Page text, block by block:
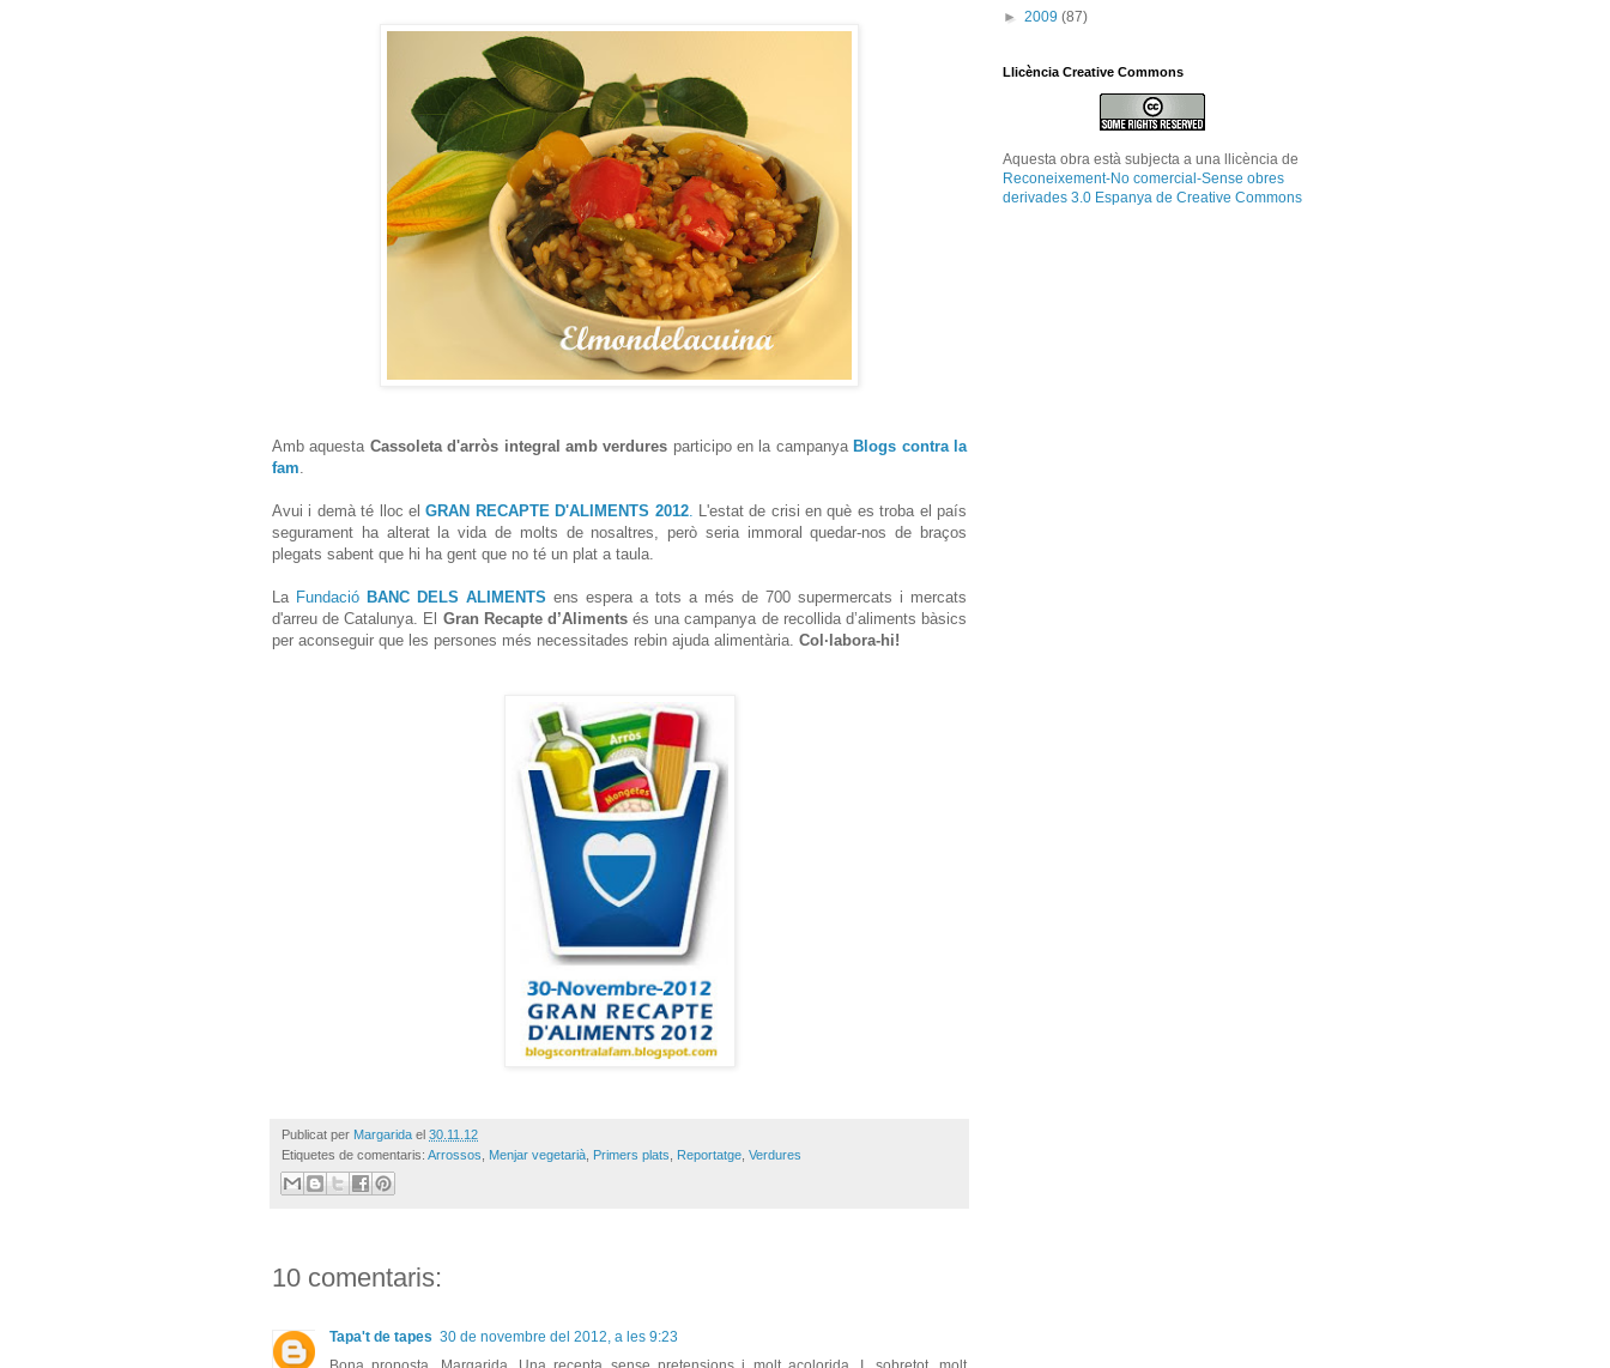
Amb aquesta Cassoleta d'arròs integral amb verdures participo en la campanya Blogs contra la
fam.
Avui i demà té lloc el GRAN RECAPTE D'ALIMENTS 2012. L'estat de crisi en què es troba el país
segurament ha alterat la vida de molts de nosaltres, però seria immoral quedar-nos de braços
plegats sabent que hi ha gent que no té un plat a taula.
La Fundació BANC DELS ALIMENTS ens espera a tots a més de 700 supermercats i mercats
d'arreu de Catalunya. El Gran Recapte d’Alimentsés una campanya de recollida d’aliments bàsics
per aconseguir que les persones més necessitades rebin ajuda alimentària. Col·labora-hi!
Publicat per Margarida el 30.11.12
Etiquetes de comentaris: Arrossos Menjar vegetarià Primers plats Reportatge Verdures
10 comentaris:
Tapa't de tapes 30 de novembre del 2012, a les 9:23
► 2009 (87)
Llicència Creative Commons
Aquesta obra està subjecta a una llicència de
Reconeixement-No comercial-Sense obres
derivades 3.0 Espanya de Creative Commons